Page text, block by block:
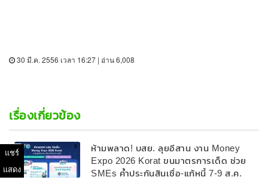
30 มี.ค. 2556 เวลา 16:27 | อ่าน 6,008
เรื่องเกี่ยวข้อง
ห้ามพลาด! บสย. ลุยอีสาน งาน Money
Expo 2026 Korat ขนมาตรการเด็ด ช่วย
SMEs ค้ำประกันสินเชื่อ-แก้หนี้ 7-9 ส.ค.
แชร์
แสดง